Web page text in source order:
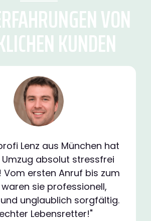
VON
KUNDEN
Lenz aus München hat
Umzug absolut stressfrei
ersten Anruf bis zum
waren sie professionell,
unglaublich sorgfältig.
Lebensretter!"